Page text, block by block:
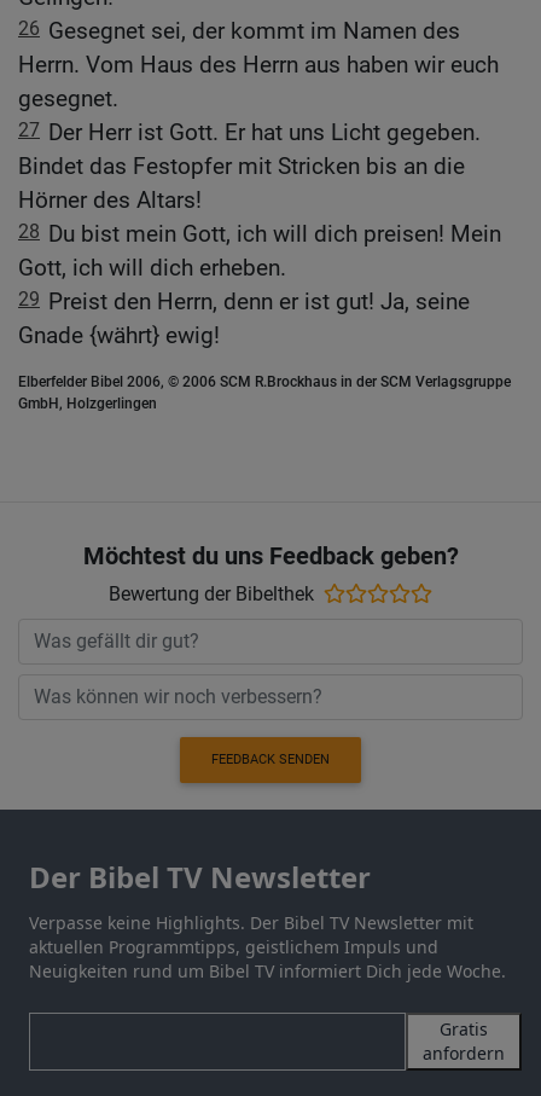
26 Gesegnet sei, der kommt im Namen des
Herrn. Vom Haus des Herrn aus haben wir euch
gesegnet.
27 Der Herr ist Gott. Er hat uns Licht gegeben.
Bindet das Festopfer mit Stricken bis an die
Hörner des Altars!
28 Du bist mein Gott, ich will dich preisen! Mein
Gott, ich will dich erheben.
29 Preist den Herrn, denn er ist gut! Ja, seine
Gnade {währt} ewig!
Elberfelder Bibel 2006, © 2006 SCM R.Brockhaus in der SCM Verlagsgruppe
GmbH, Holzgerlingen
Möchtest du uns Feedback geben?
Bewertung der Bibelthek
FEEDBACK SENDEN
Der Bibel TV Newsletter
Verpasse keine Highlights. Der Bibel TV Newsletter mit
aktuellen Programmtipps, geistlichem Impuls und
Neuigkeiten rund um Bibel TV informiert Dich jede Woche.
Gratis
anfordern